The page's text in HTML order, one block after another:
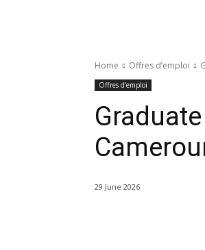
Home Offres d’emploi
Offres d’emploi
29 June 2026